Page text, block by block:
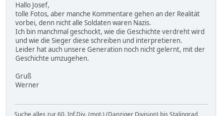
Hallo Josef,
tolle Fotos, aber manche Kommentare gehen an der Realität
vorbei, denn nicht alle Soldaten waren Nazis.
Ich bin manchmal geschockt, wie die Geschichte verdreht wird
und wie die Sieger diese schreiben und interpretieren.
Leider hat auch unsere Generation noch nicht gelernt, mit der
Geschichte umzugehen.
Gruß
Werner
Suche alles zur 60. Inf.Div. (mot.) (Danziger Division) bis Stalingrad